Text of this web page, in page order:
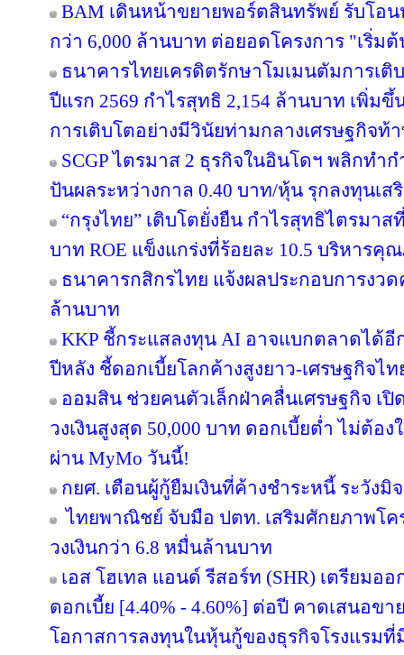
BAM เดินหน้าขยายพอร์ตสินทรัพย์ รับโอ
กว่า 6,000 ล้านบาท ต่อยอดโครงการ "เริ่ม
ธนาคารไทยเครดิตรักษาโมเมนตัมการเติ
ปีแรก 2569 กำไรสุทธิ 2,154 ล้านบาท เพิ่ม
การเติบโตอย่างมีวินัยท่ามกลางเศรษฐกิจท้
SCGP ไตรมาส 2 ธุรกิจในอินโดฯ พลิกทำ
ปันผลระหว่างกาล 0.40 บาท/หุ้น รุกลงทุนเ
“กรุงไทย” เติบโตยั่งยืน กำไรสุทธิไตรมาส
บาท ROE แข็งแกร่งที่ร้อยละ 10.5 บริหาร
ธนาคารกสิกรไทย แจ้งผลประกอบการงวด
ล้านบาท
KKP ชี้กระแสลงทุน AI อาจแบกตลาดได้อี
ปีหลัง ชี้ดอกเบี้ยโลกค้างสูงยาว-เศรษฐกิจไท
ออมสิน ช่วยคนตัวเล็กฝ่าคลื่นเศรษฐกิจ เ
วงเงินสูงสุด 50,000 บาท ดอกเบี้ยต่ำ ไม่ต้
ผ่าน MyMo วันนี้!
กยศ. เตือนผู้กู้ยืมเงินที่ค้างชำระหนี้ ระวัง
ไทยพาณิชย์ จับมือ ปตท. เสริมศักยภาพโค
วงเงินกว่า 6.8 หมื่นล้านบาท
เอส โฮเทล แอนด์ รีสอร์ท (SHR) เตรียมอ
ดอกเบี้ย [4.40% - 4.60%] ต่อปี คาดเสนอขา
โอกาสการลงทุนในหุ้นกู้ของธุรกิจโรงแรม